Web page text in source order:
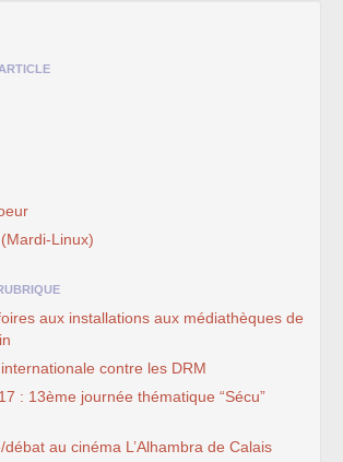
Linux)
aux installations aux médiathèques de
contre les DRM
: 13ème journée thématique “Sécu”
au cinéma L’Alhambra de Calais